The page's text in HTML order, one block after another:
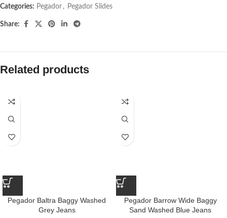
Categories: Pegador​ , Pegador Slides
Share:
Related products
Pegador Baltra Baggy Washed
Grey Jeans
Pegador Barrow Wide Baggy
Sand Washed Blue Jeans